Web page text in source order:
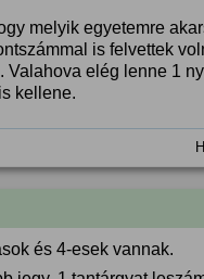
melyik egyetemre
is felvettek
elég lenne 1
kellene.
és 4-esek vannak.